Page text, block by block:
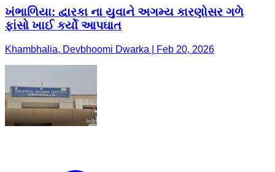
ખંભાળિયા: દ્વારકા ના યુવાને અગમ્ય કારણોસર ગળે
ફાંસો ખાઈ કર્યો આપઘાત
Khambhalia, Devbhoomi Dwarka | Feb 20, 2026